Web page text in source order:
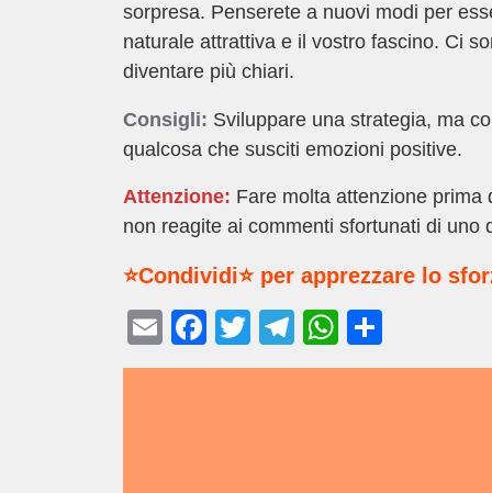
sorpresa. Penserete a nuovi modi per
naturale attrattiva e il vostro fascino. Ci
diventare più chiari.
Consigli: Sviluppare una strategia, ma
qualcosa che susciti emozioni positive.
Attenzione: Fare molta attenzione prima
non reagite ai commenti sfortunati di uno
⭐Condividi⭐ per apprezzare lo
E
m
F
a
T
wi
T
el
W
h
o